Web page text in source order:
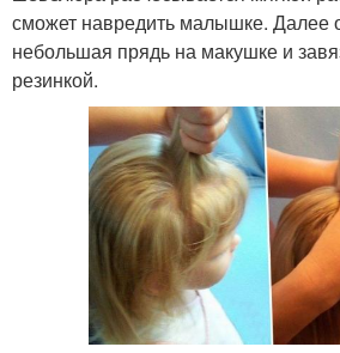
сможет навредить малышке. Далее
небольшая прядь на макушке и
резинкой.